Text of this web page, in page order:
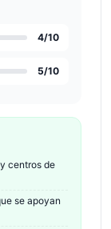
4/10
5/10
centros de
se apoyan